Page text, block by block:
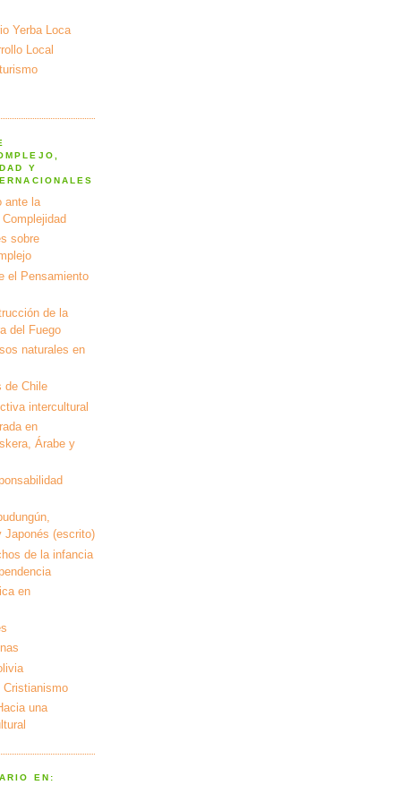
Yerba Loca
Local
Y
ante la
sobre
el Pensamiento
de la
del Fuego
naturales en
de Chile
intercultural
en
Árabe y
Japonés (escrito)
de la infancia
en
Cristianismo
una
EN: